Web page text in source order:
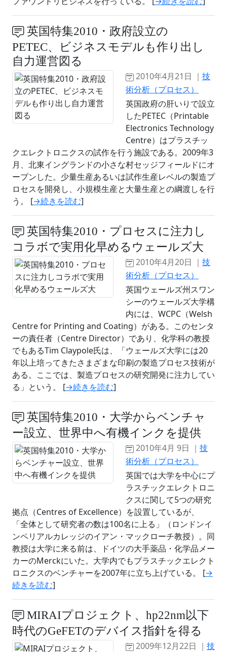
英国特集2010・政府設立の
PETEC、ビジネスモデルも作り出し
自力運営図る
2010年4月21日 ｜ 技
術分析（プロセス）
英国政府の肝いりで設立
したPETEC（Printable
Electronics Technology
Centre）はプラスチッ
クエレクトロニクスの試作を行う施設である。2009年3
月、北東イングランドの小さな村セッジフィールドにオ
ープンした。少量生産あるいは試作生産レベルの製造プ
ロセスを開発し、小規模生産と大量生産との綱渡しを行
う。 [→続きを読む]
英国特集2010・プロセスに注力し
コラボで実用化早めるウェールズ大
2010年4月20日 ｜ 技
術分析（プロセス）
英国ウェールズ州スワン
シーのウェールズ大学構
内には、WCPC（Welsh
Centre for Printing and Coating）がある。このセンタ
ーの責任者（Centre Director）であり、化学科の教授
でもあるTim Claypole氏は、「ウェールズ大学には20
年以上培ってきたさまざまな印刷の製造プロセス技術が
ある。ここでは、製造プロセスの研究開発に注力してい
る」という。 [→続きを読む]
英国特集2010・大学からベンチャ
ー設立、世界中へ有機インクを提供
2010年4月 9日 ｜ 技
術分析（プロセス）
英国では大学を中心にプ
ラスチックエレクトロニ
クスに関して5つの研究
拠点（Centres of Excellence）を設置しているが、
「全体として研究者の数は100名に上る」（ロンドンイ
ンペリアルカレッジのイアン・マックローチ教授）。同
教授は大学に来る前は、ドイツの大手薬品・化学品メー
カーのMerckにいた。大学内でもプラスチックエレクト
ロニクスのベンチャーを2007年に立ち上げている。 [→
続きを読む]
MIRAIプロジェクト、hp22nm以下
時代のGeFETのデバイス指針を得る
2009年12月22日 ｜ 技